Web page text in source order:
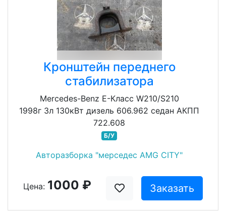
Кронштейн переднего
стабилизатора
Mercedes-Benz E-Класс W210/S210
1998г 3л 130кВт дизель 606.962 седан АКПП
722.608
Б/У
Авторазборка "мерседес AMG CITY"
Цена: 1000 ₽ Заказать